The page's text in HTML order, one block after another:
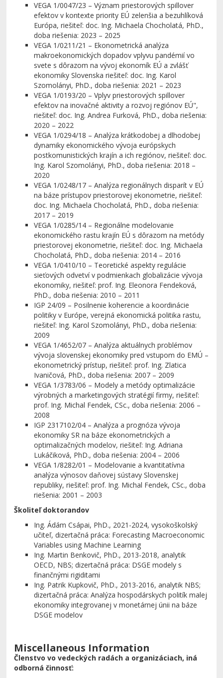
VEGA 1/0047/23 – Význam priestorových spillover
efektov v kontexte priority EÚ zelenšia a bezuhlíková
Európa, riešiteľ: doc. Ing. Michaela Chocholatá, PhD.,
doba riešenia: 2023 – 2025
VEGA 1/0211/21 – Ekonometrická analýza
makroekonomických dopadov vplyvu pandémií vo
svete s dôrazom na vývoj ekonomík EÚ a zvlášť
ekonomiky Slovenska riešiteľ: doc. Ing. Karol
Szomolányi, PhD., doba riešenia: 2021 – 2023
VEGA 1/0193/20 – Vplyv priestorových spillover
efektov na inovačné aktivity a rozvoj regiónov EÚ",
riešiteľ: doc. Ing. Andrea Furková, PhD., doba riešenia:
2020 – 2022
VEGA 1/0294/18 – Analýza krátkodobej a dlhodobej
dynamiky ekonomického vývoja európskych
postkomunistických krajín a ich regiónov, riešiteľ: doc.
Ing. Karol Szomolányi, PhD., doba riešenia: 2018 –
2020
VEGA 1/0248/17 – Analýza regionálnych disparít v EÚ
na báze prístupov priestorovej ekonometrie, riešiteľ:
doc. Ing. Michaela Chocholatá, PhD., doba riešenia:
2017 – 2019
VEGA 1/0285/14 – Regionálne modelovanie
ekonomického rastu krajín EÚ s dôrazom na metódy
priestorovej ekonometrie, riešiteľ: doc. Ing. Michaela
Chocholatá, PhD., doba riešenia: 2014 – 2016
VEGA 1/0410/10 – Teoretické aspekty regulácie
sieťových odvetví v podmienkach globalizácie vývoja
ekonomiky, riešiteľ: prof. Ing. Eleonora Fendeková,
PhD., doba riešenia: 2010 – 2011
IGP 24/09 – Posilnenie koherencie a koordinácie
politiky v Európe, verejná ekonomická politika rastu,
riešiteľ: Ing. Karol Szomolányi, PhD., doba riešenia:
2009
VEGA 1/4652/07 – Analýza aktuálnych problémov
vývoja slovenskej ekonomiky pred vstupom do EMÚ –
ekonometrický prístup, riešiteľ: prof. Ing. Zlatica
Ivaničová, PhD., doba riešenia: 2007 – 2009
VEGA 1/3783/06 – Modely a metódy optimalizácie
výrobných a marketingových stratégií firmy, riešiteľ:
prof. Ing. Michal Fendek, CSc., doba riešenia: 2006 –
2008
IGP 2317102/04 – Analýza a prognóza vývoja
ekonomiky SR na báze ekonometrických a
optimalizačných modelov, riešiteľ: Ing. Adriana
Lukáčiková, PhD., doba riešenia: 2004 – 2006
VEGA 1/8282/01 – Modelovanie a kvantitatívna
analýza výnosov daňovej sústavy Slovenskej
republiky, riešiteľ: prof. Ing. Michal Fendek, CSc., doba
riešenia: 2001 – 2003
Školiteľ doktorandov
Ing. Ádám Csápai, PhD., 2021-2024, vysokoškolský
učiteľ, dizertačná práca: Forecasting Macroeconomic
Variables using Machine Learning
Ing. Martin Benkovič, PhD., 2013-2018, analytik
OECD, NBS; dizertačná práca: DSGE modely s
finančnými rigiditami
Ing. Patrik Kupkovič, PhD., 2013-2016, analytik NBS;
dizertačná práca: Analýza hospodárskych politík malej
ekonomiky integrovanej v monetárnej únii na báze
DSGE modelov
Miscellaneous Information
Členstvo vo vedeckých radách a organizáciach, iná
odborná činnosť: